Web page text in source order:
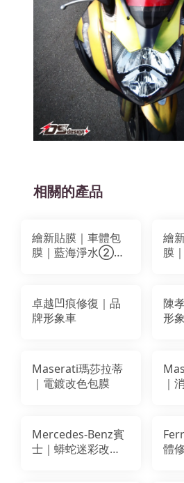
相關的產品
繪新貼膜｜車體包
膜｜藍海淨水②｜
繪
膜
卓越凹痕修復｜品
牌形象車
陳
形
Maserati瑪莎拉蒂
｜電鍍改色包膜
｜
Mercedes-Benz賓
士｜蟒蛇迷彩改色
體